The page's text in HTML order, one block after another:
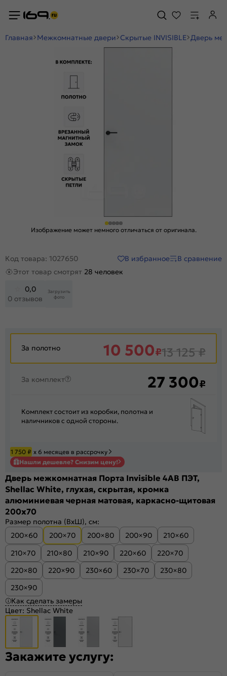
Главная Межкомнатные двери Скрытые INVISIBLE Дверь
Изображение может немного отличаться от оригинала.
Код товара: 1027650 В избранное
В сравнение
Этот товар смотрят 28 человек
0,0
0 отзывов
Загрузить
фото
За полотно 10 500₽13 125₽
За комплект 27 300₽
Комплект состоит из коробки, полотна и
наличников с одной стороны.
1 750 ₽ х 6 месяцев в рассрочку
Нашли дешевле? Снизим цену!
Дверь межкомнатная Порта Invisible 4AB ПЭТ,
Shellac White, глухая, скрытая, кромка
алюминиевая черная матовая, каркасно-щитовая
200x70
Размер полотна (ВхШ), см:
200×60
200×70 200×80 200×90
210×60
210×70
210×80 210×90 220×60
220×70
220×80
220×90 230×60 230×70
230×80
230×90
Как сделать замеры
Цвет: Shellac White
Закажите услугу: